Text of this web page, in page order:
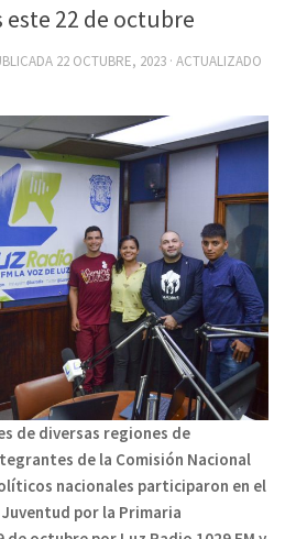
22 de octubre
22 OCTUBRE, 2023 · ACTUALIZADO
de diversas regiones de
de la Comisión Nacional
nacionales participaron en el
por la Primaria